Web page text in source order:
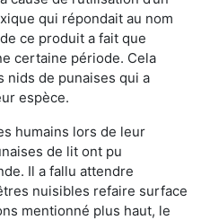
qui répondait au nom
ce produit a fait que
certaine période. Cela
nids de punaises qui a
espèce.
humains lors de leur
de lit ont pu
Il a fallu attendre
nuisibles refaire surface
mentionné plus haut, le